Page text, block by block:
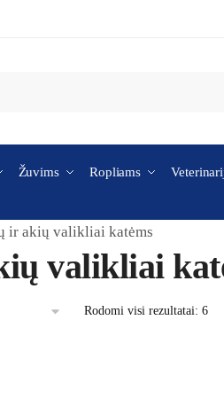
Žuvims Ropliams
ir akių valikliai katėms
valikliai
Rodomi visi rezultatai: 6